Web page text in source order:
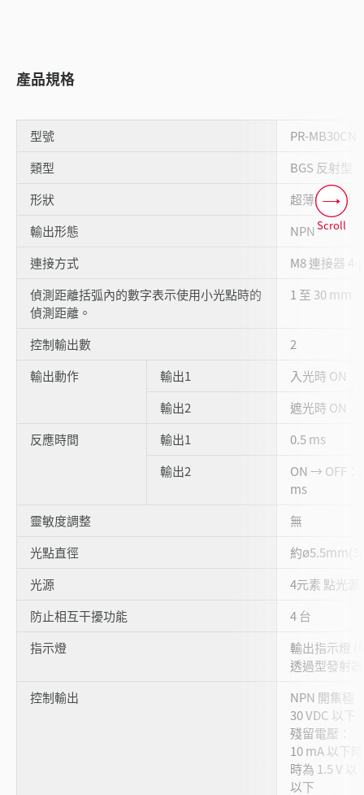
產品規格
型號
PR-MB30CN
類型
BGS 反射型
形狀
超薄迷你型
輸出形態
NPN
連接方式
M8 連接器 4-
偵測距離括弧內的數字表示使用小光點時的
偵測距離。
1 至 30 mm
控制輸出數
2
輸出動作
輸出1
入光時 ON
輸出2
遮光時 ON
反應時間
輸出1
0.5 ms
輸出2
ON → OFF：
ms
靈敏度調整
無
光點直徑
約
光源
4元素 點光
防止相互干擾功能
4 台
指示燈
輸出指示燈 (
透過型發射
控制輸出
NPN 開集極
30 VDC 以下
殘留電壓：
10 mA 以下
時為 1.5 V 以
以下
Scroll